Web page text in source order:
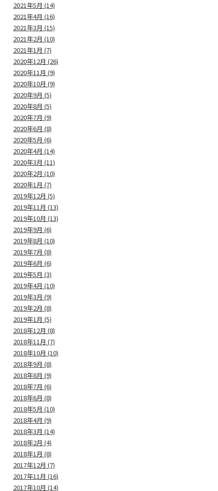
2021年5月 (14)
2021年4月 (16)
2021年3月 (15)
2021年2月 (10)
2021年1月 (7)
2020年12月 (26)
2020年11月 (9)
2020年10月 (9)
2020年9月 (5)
2020年8月 (5)
2020年7月 (9)
2020年6月 (8)
2020年5月 (6)
2020年4月 (14)
2020年3月 (11)
2020年2月 (10)
2020年1月 (7)
2019年12月 (5)
2019年11月 (13)
2019年10月 (13)
2019年9月 (6)
2019年8月 (10)
2019年7月 (8)
2019年6月 (6)
2019年5月 (3)
2019年4月 (10)
2019年3月 (9)
2019年2月 (8)
2019年1月 (5)
2018年12月 (8)
2018年11月 (7)
2018年10月 (10)
2018年9月 (8)
2018年8月 (9)
2018年7月 (6)
2018年6月 (8)
2018年5月 (10)
2018年4月 (9)
2018年3月 (14)
2018年2月 (4)
2018年1月 (8)
2017年12月 (7)
2017年11月 (16)
2017年10月 (14)